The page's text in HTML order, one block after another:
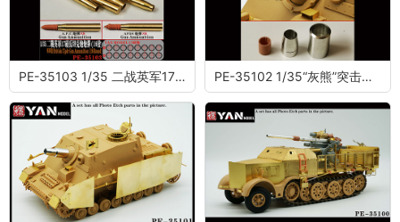
PE-35103 1/35 二战英军17磅反坦克炮炮弹 (16发) PE-35102 1/35“灰熊”突击炮 金属炮管